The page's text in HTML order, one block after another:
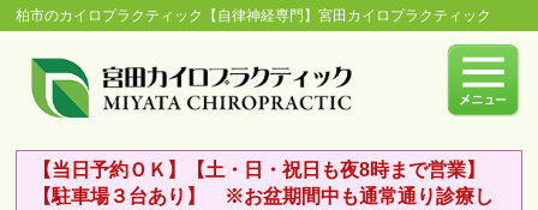
柏市のカイロプラクティック【自律神経専門】宮田カイロプラクティック
【当日予約ＯＫ】【土・日・祝日も夜8時まで営業】
【駐車場３台あり】 ※お盆期間中も通常通り診療し